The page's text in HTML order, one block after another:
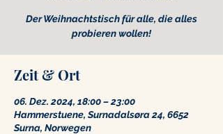
Der Weihnachtstisch für alle, die alles
probieren wollen!
Zeit & Ort
06. Dez. 2024, 18:00 – 23:00
Hammerstuene, Surnadalsøra 24, 6652
Surna, Norwegen